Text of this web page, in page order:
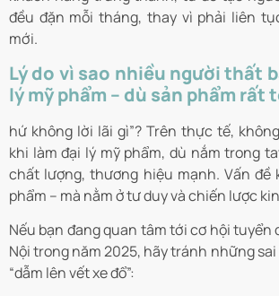
đều đặn mỗi tháng, thay vì phải liên
mới.
Lý do vì sao nhiều người thất
lý mỹ phẩm – dù sản phẩm rất
hứ không lời lãi gì”? Trên thực tế,
khi làm đại lý mỹ phẩm, dù nắm trong
chất lượng, thương hiệu mạnh. Vấn đề
phẩm – mà nằm ở tư duy và chiến lược
Nếu bạn đang quan tâm tới cơ hội tuyển
Nội trong năm 2025, hãy tránh những
“dẫm lên vết xe đổ”: